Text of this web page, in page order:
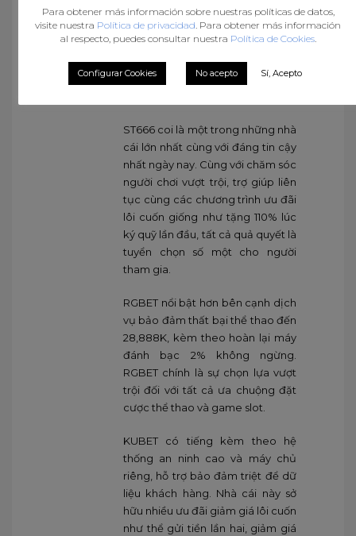
cược bảo đảm và không thiên vị.
Ở dưới là danh sách Mười nhà cái
hàng đầu nhà cái đáng tin cậy
nhất bây giờ, được sưu tập bởi
trang nhận định hàng đầu Top 10
ST666 coi là một trong những nhà
cái lớn nhất cùng với đáng tin cậy
nhất ngày nay. Cùng với chăm sóc
người chơi vượt trội, trợ giúp liên
tục cùng các chương trình ưu đãi
lôi cuốn giống như tặng 110% lúc
ký quỹ lần đầu, tất cả quả quyết là
tuyển chọn số một cho người
tham gia.
RGBET nổi bật hơn bên cạnh dịch
vụ bảo đảm thất bại thể thao đến
28,888K, kèm theo hoàn lại máy
đánh bạc 2% không ngừng.
RGBET chính là sự chọn lựa vượt
trội đối với tất cả ưa chuộng đặt
cược thể thao và game slot.
KUBET có tiếng kèm theo hệ
thống an ninh cao và máy chủ
riêng, hỗ trợ bảo đảm triệt để dữ
liệu khách hàng. Nhà cái này sở
hữu nhiều ưu đãi giảm giá lôi cuốn
như thể gửi tiền lần hai, giảm giá
Para obtener más información sobre nuestras políticas de datos,
visite nuestra Política de privacidad . Para obtener más información
al respecto, puedes consultar nuestra Política de Cookies.
Configurar Cookies No acepto Sí, Acepto